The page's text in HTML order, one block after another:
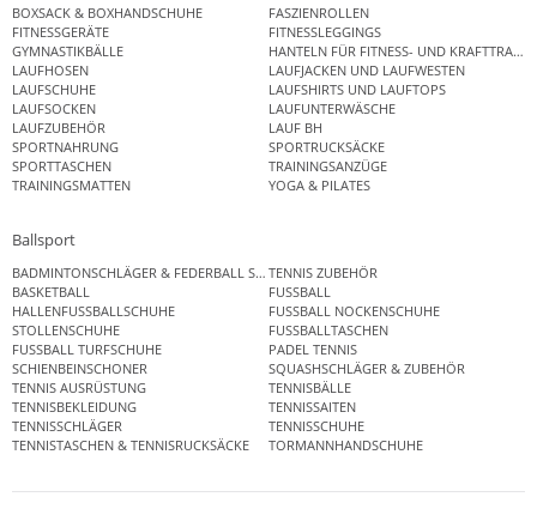
BOXSACK & BOXHANDSCHUHE
FASZIENROLLEN
FITNESSGERÄTE
FITNESSLEGGINGS
GYMNASTIKBÄLLE
HANTELN FÜR FITNESS- UND
LAUFHOSEN
LAUFJACKEN UND LAUFWESTEN
LAUFSCHUHE
LAUFSHIRTS UND LAUFTOPS
LAUFSOCKEN
LAUFUNTERWÄSCHE
LAUFZUBEHÖR
LAUF BH
SPORTNAHRUNG
SPORTRUCKSÄCKE
SPORTTASCHEN
TRAININGSANZÜGE
TRAININGSMATTEN
YOGA & PILATES
Ballsport
BADMINTONSCHLÄGER & FEDERBALL SETSTENNIS ZUBEHÖR
BASKETBALL
FUSSBALL
HALLENFUSSBALLSCHUHE
FUSSBALL NOCKENSCHUHE
STOLLENSCHUHE
FUSSBALLTASCHEN
FUSSBALL TURFSCHUHE
PADEL TENNIS
SCHIENBEINSCHONER
SQUASHSCHLÄGER & ZUBEHÖR
TENNIS AUSRÜSTUNG
TENNISBÄLLE
TENNISBEKLEIDUNG
TENNISSAITEN
TENNISSCHLÄGER
TENNISSCHUHE
TENNISTASCHEN & TENNISRUCKSÄCKE
TORMANNHANDSCHUHE